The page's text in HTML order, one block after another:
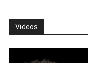
Videos